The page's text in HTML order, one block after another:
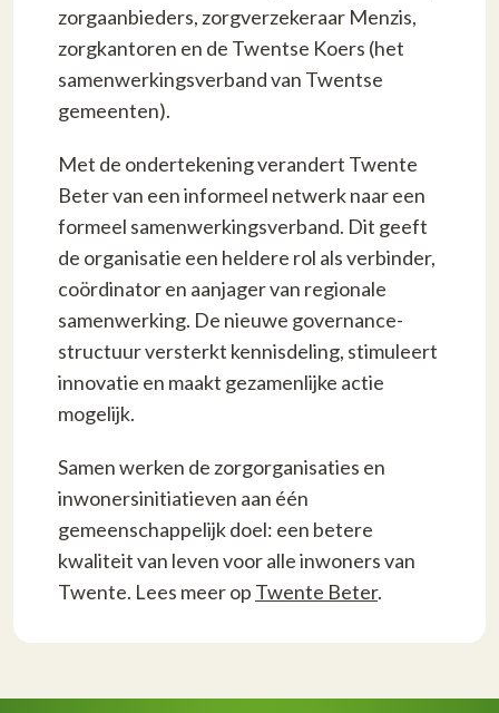
zorgaanbieders, zorgverzekeraar Menzis,
zorgkantoren en de Twentse Koers (het
samenwerkingsverband van Twentse
gemeenten).
Met de ondertekening verandert Twente
Beter van een informeel netwerk naar een
formeel samenwerkingsverband. Dit geeft
de organisatie een heldere rol als verbinder,
coördinator en aanjager van regionale
samenwerking. De nieuwe governance-
structuur versterkt kennisdeling, stimuleert
innovatie en maakt gezamenlijke actie
mogelijk.
Samen werken de zorgorganisaties en
inwonersinitiatieven aan één
gemeenschappelijk doel: een betere
kwaliteit van leven voor alle inwoners van
Twente. Lees meer op Twente Beter.